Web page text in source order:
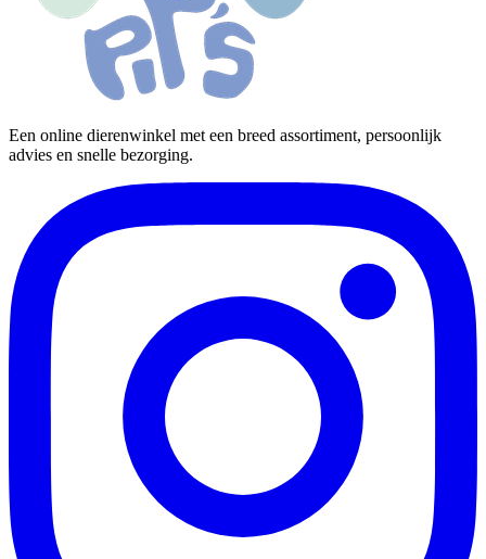
Een online dierenwinkel met een breed assortiment, persoonlijk
advies en snelle bezorging.